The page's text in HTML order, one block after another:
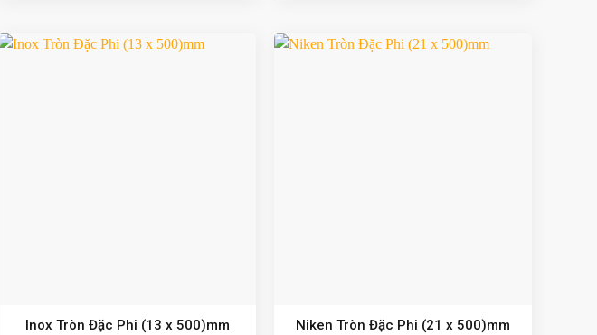
Inox Tròn Đặc Phi (13 x 500)mm Niken Tròn Đặc Phi (21 x 500)mm